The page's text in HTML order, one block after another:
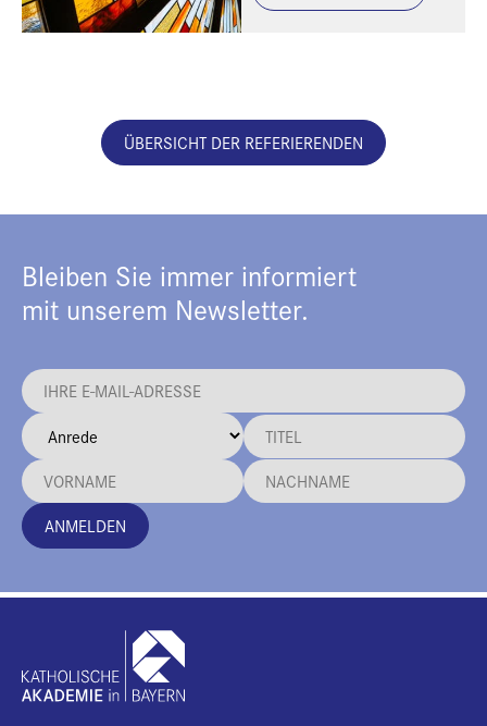
ÜBERSICHT DER REFERIERENDEN
Bleiben Sie immer informiert
mit unserem Newsletter.
ANMELDEN